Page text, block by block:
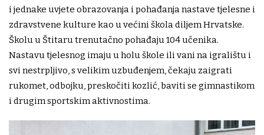
i jednake uvjete obrazovanja i pohađanja nastave tjelesne i
zdravstvene kulture kao u većini škola diljem Hrvatske.
Školu u Štitaru trenutačno pohađaju 104 učenika.
Nastavu tjelesnog imaju u holu škole ili vani na igralištu i
svi nestrpljivo, s velikim uzbuđenjem, čekaju zaigrati
rukomet, odbojku, preskočiti kozlić, baviti se gimnastikom
i drugim sportskim aktivnostima.